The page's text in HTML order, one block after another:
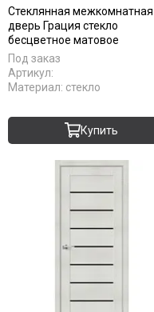
Стеклянная межкомнатная
дверь Грация стекло
бесцветное матовое
Под заказ
Артикул:
Материал: стекло
Купить